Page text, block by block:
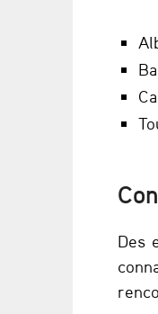
r
l
e
p
r
a
Des